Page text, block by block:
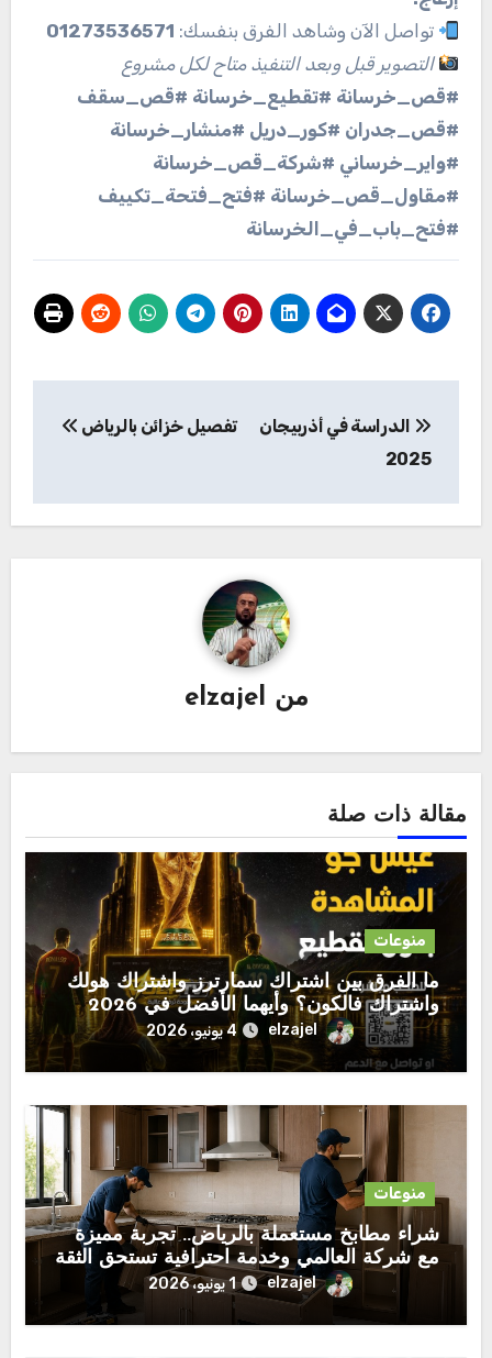
تواصل الآن وشاهد الفرق بنفسك: 01273536571
التصوير قبل وبعد التنفيذ متاح لكل مشروع
#قص_خرسانة #تقطيع_خرسانة #قص_سقف
#قص_جدران #كور_دريل #منشار_خرسانة
#واير_خرساني #شركة_قص_خرسانة
#مقاول_قص_خرسانة #فتح_فتحة_تكييف
#فتح_باب_في_الخرسانة
المقالات
الدراسة في أذربيجان
2025
تفصيل خزائن بالرياض‏
من elzajel
مقالة ذات صلة
منوعات
ما الفرق بين اشتراك سمارترز واشتراك هولك
واشتراك فالكون؟ وأيهما الأفضل في 2026
elzajel 4 يونيو، 2026
منوعات
شراء مطابخ مستعملة بالرياض.. تجربة مميزة
مع شركة العالمي وخدمة احترافية تستحق الثقة
elzajel 1 يونيو، 2026